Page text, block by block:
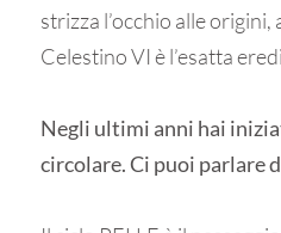
strizza l’occhio alle
Celestino VI è l’esatta
Negli ultimi anni hai
circolare. Ci puoi parlare